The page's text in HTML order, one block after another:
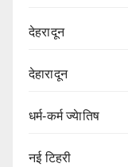
देहरादून
देहारादून
धर्म-कर्म ज्येातिष
नई टिहरी